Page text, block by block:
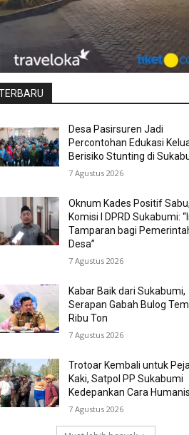
Desa Pasirsuren Jadi
Percontohan Edukasi
Berisiko Stunting di
7 Agustus 2026
Oknum Kades Positif Sabu,
Komisi I DPRD Sukabumi:
Tamparan bagi
Desa”
7 Agustus 2026
Kabar Baik dari Sukabumi,
Serapan Gabah Bulog
Ribu Ton
7 Agustus 2026
Trotoar Kembali untuk
Kaki, Satpol PP Sukabumi
Kedepankan Cara Humanis
7 Agustus 2026